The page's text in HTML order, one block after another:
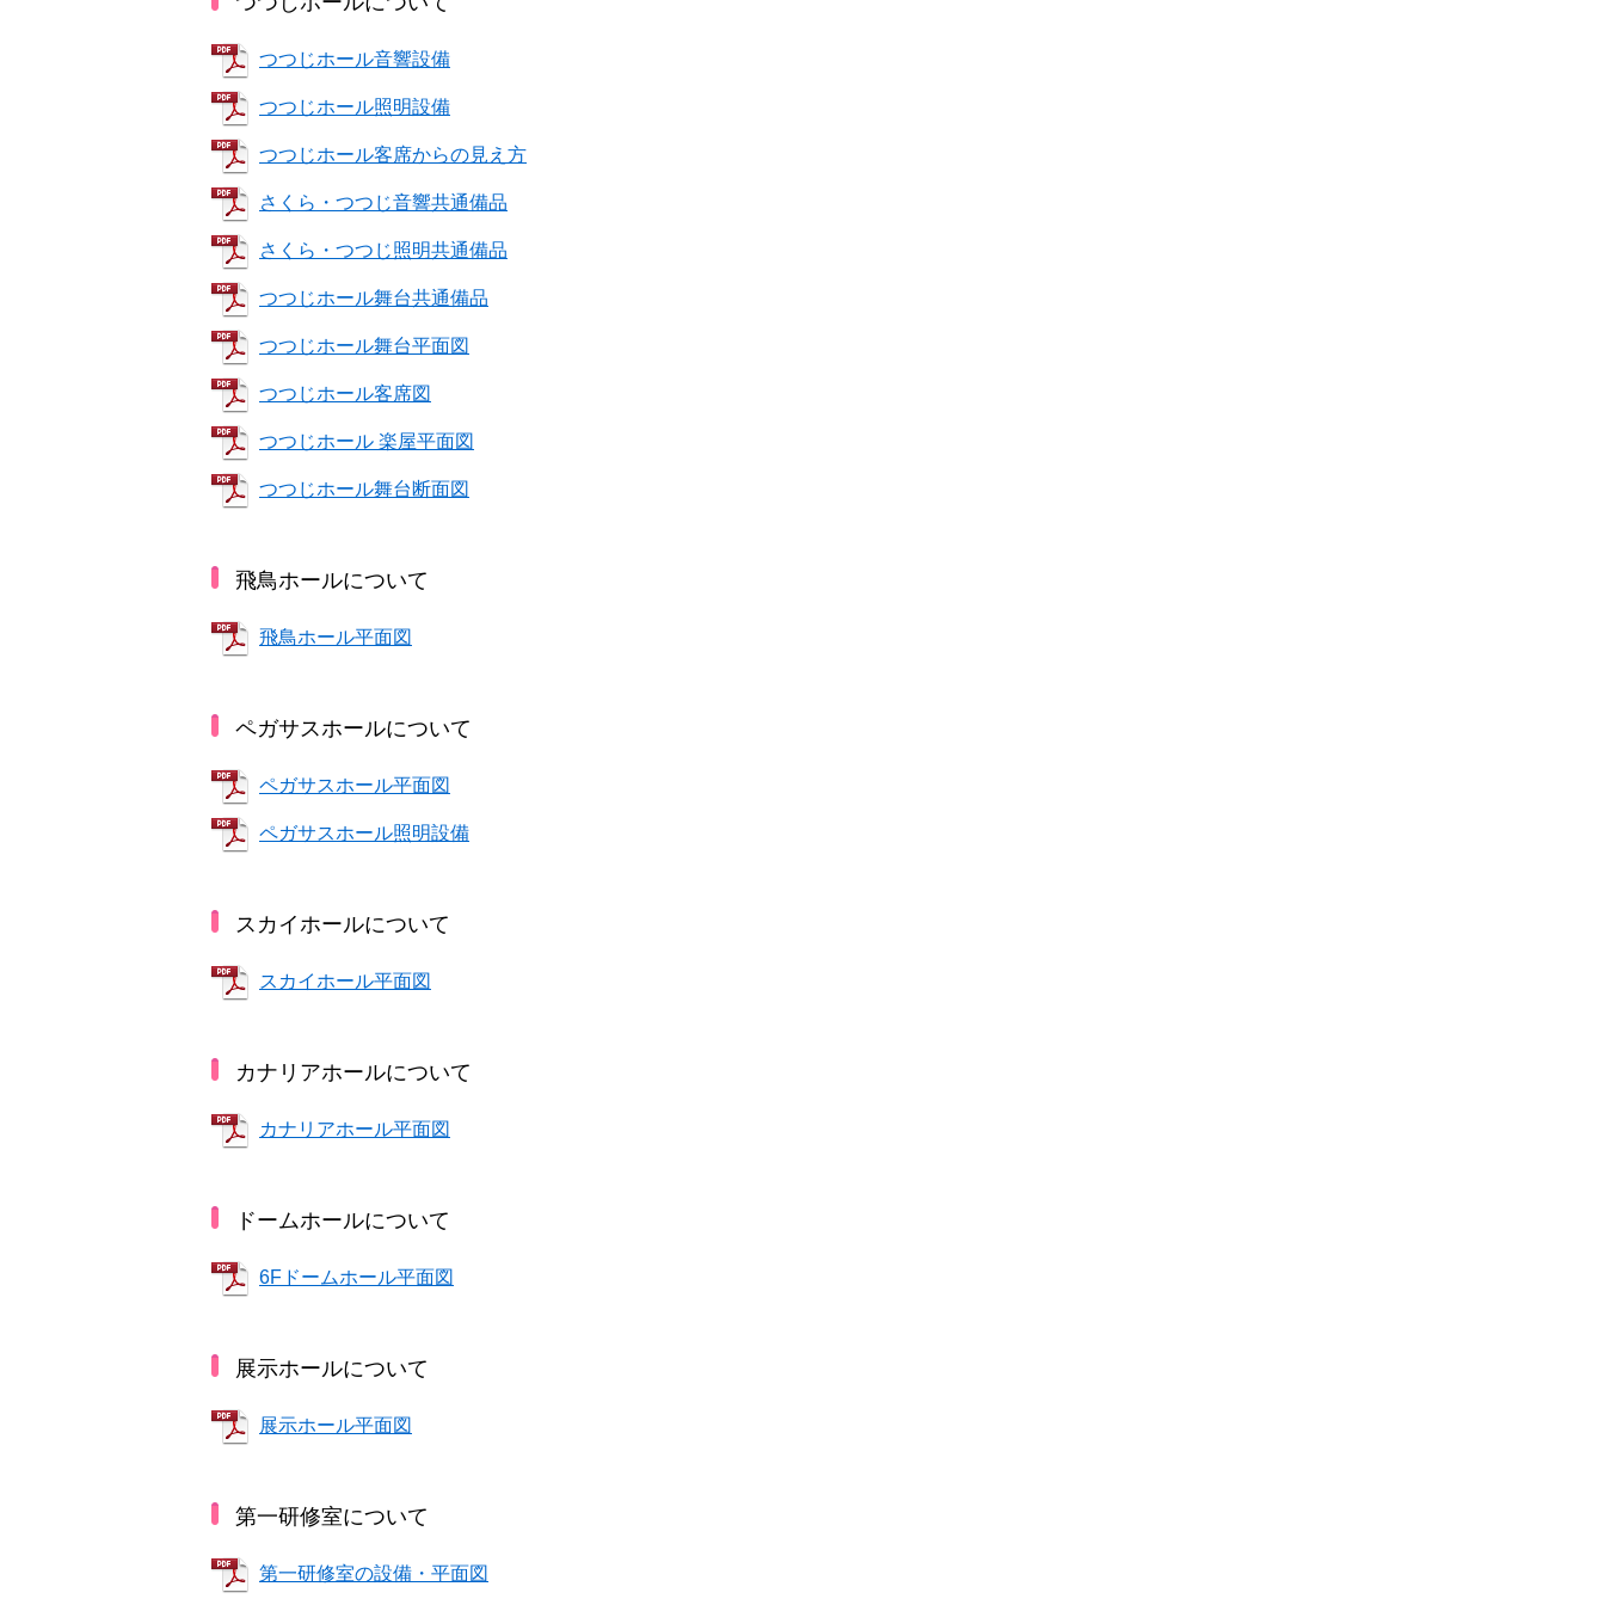
つつじホール音響設備
つつじホール照明設備
つつじホール客席からの見え方
さくら・つつじ音響共通備品
さくら・つつじ照明共通備品
つつじホール舞台共通備品
つつじホール舞台平面図
つつじホール客席図
つつじホール 楽屋平面図
つつじホール舞台断面図
飛鳥ホールについて
飛鳥ホール平面図
ペガサスホールについて
ペガサスホール平面図
ペガサスホール照明設備
スカイホールについて
スカイホール平面図
カナリアホールについて
カナリアホール平面図
ドームホールについて
6Fドームホール平面図
展示ホールについて
展示ホール平面図
第一研修室について
第一研修室の設備・平面図